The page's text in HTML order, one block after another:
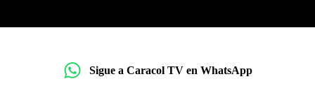
Sigue a Caracol TV en WhatsApp